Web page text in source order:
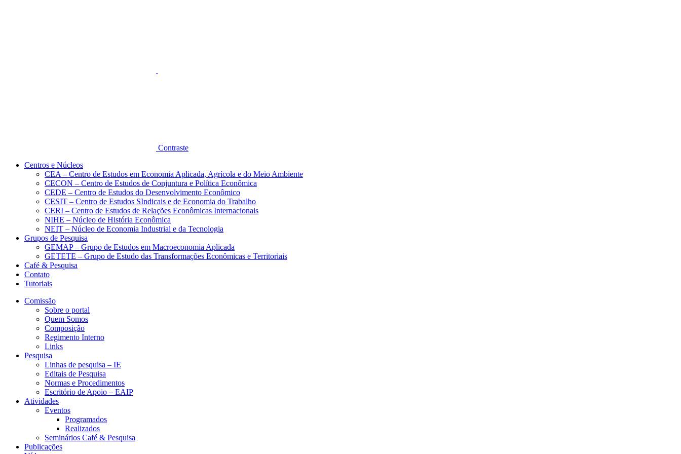
Contraste
Centros e Núcleos
CEA – Centro de Estudos em Economia Aplicada, Agrícola e do Meio Ambiente
CECON – Centro de Estudos de Conjuntura e Política Econômica
CEDE – Centro de Estudos do Desenvolvimento Econômico
CESIT – Centro de Estudos SIndicais e de Economia do Trabalho
CERI – Centro de Estudos de Relações Econômicas Internacionais
NIHE – Núcleo de História Econômica
NEIT – Núcleo de Economia Industrial e da Tecnologia
Grupos de Pesquisa
GEMAP – Grupo de Estudos em Macroeconomia Aplicada
GETETE – Grupo de Estudo das Transformações Econômicas e Territoriais
Café & Pesquisa
Contato
Tutoriais
Comissão
Sobre o portal
Quem Somos
Composição
Regimento Interno
Links
Pesquisa
Linhas de pesquisa – IE
Editais de Pesquisa
Normas e Procedimentos
Escritório de Apoio – EAIP
Atividades
Eventos
Programados
Realizados
Seminários Café & Pesquisa
Publicações